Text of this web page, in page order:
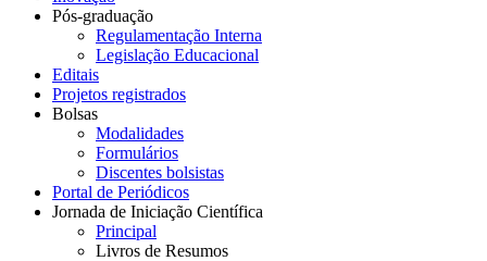
Pós-graduação
Regulamentação Interna
Legislação Educacional
Editais
Projetos registrados
Bolsas
Modalidades
Formulários
Discentes bolsistas
Portal de Periódicos
Jornada de Iniciação Científica
Principal
Livros de Resumos